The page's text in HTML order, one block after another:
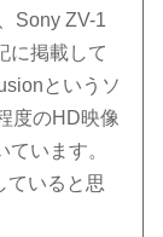
ZV-1
に掲載して
というソ
度のHD映像
います。
ていると思